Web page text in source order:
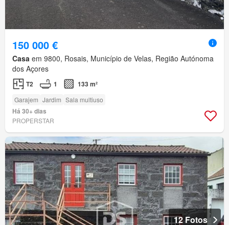
150 000 €
Casa em 9800, Rosais, Município de Velas, Região Autónoma
dos Açores
T2 1 133 m²
Garajem Jardim Sala multiuso
Há 30+ dias
PROPERSTAR
12 Fotos